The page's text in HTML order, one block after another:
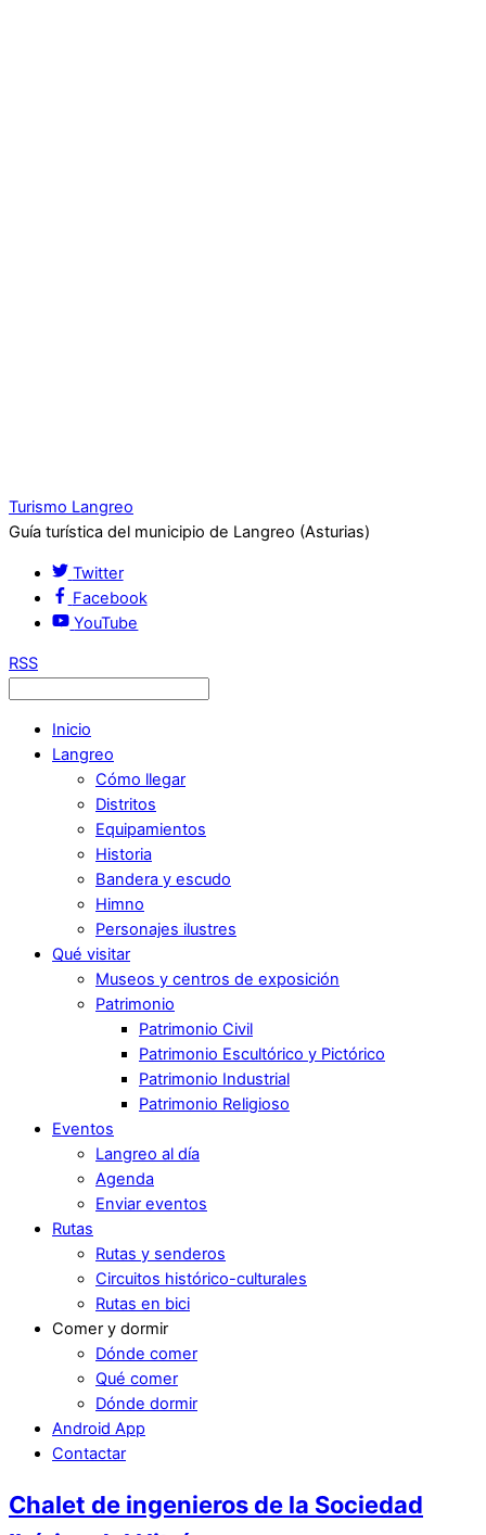
Turismo Langreo
Guía turística del municipio de Langreo (Asturias)
Twitter
Facebook
YouTube
RSS
Inicio
Langreo
Cómo llegar
Distritos
Equipamientos
Historia
Bandera y escudo
Himno
Personajes ilustres
Qué visitar
Museos y centros de exposición
Patrimonio
Patrimonio Civil
Patrimonio Escultórico y Pictórico
Patrimonio Industrial
Patrimonio Religioso
Eventos
Langreo al día
Agenda
Enviar eventos
Rutas
Rutas y senderos
Circuitos histórico-culturales
Rutas en bici
Comer y dormir
Dónde comer
Qué comer
Dónde dormir
Android App
Contactar
Chalet de ingenieros de la Sociedad